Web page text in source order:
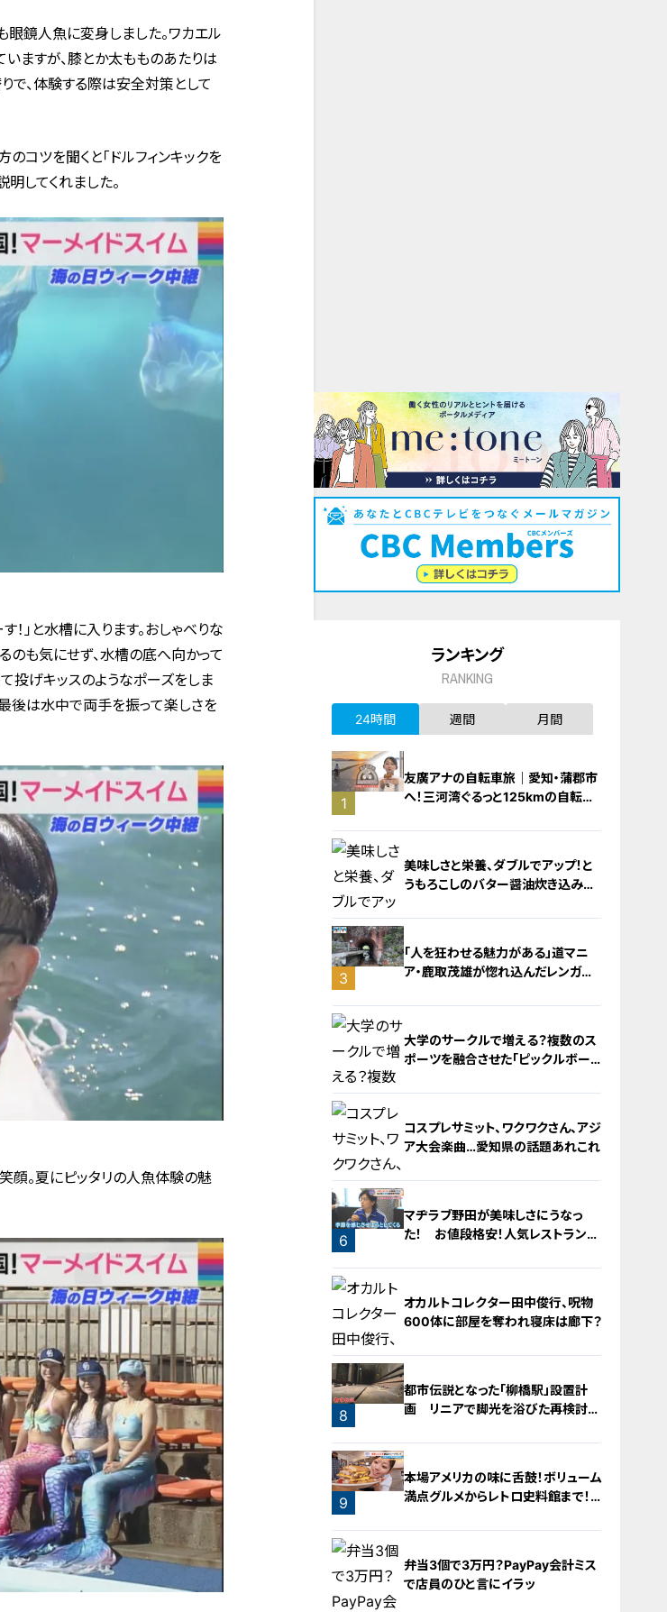
眼鏡人魚に変身しました。ワカエル
ますが、膝とか太もものあたりは
で、体験する際は安全対策として
コツを聞くと「ドルフィンキックを
してくれました。
」と水槽に入ります。おしゃべりな
のも気にせず、水槽の底へ向かって
投げキッスのようなポーズをしま
最後は水中で両手を振って楽しさを
顔。夏にピッタリの人魚体験の魅
ランキング
RANKING
24時間 週間 月間
1
友廣アナの自転車旅｜愛知・蒲郡市
へ！三河湾ぐるっと125kmの自転車
2
美味しさと栄養、ダブルでアップ！と
うもろこしのバター醤油炊き込みご
3
「人を狂わせる魅力がある」道マニ
ア・鹿取茂雄が惚れ込んだレンガの
4
大学のサークルで増える？複数のス
ポーツを融合させた「ピックルボー
5
コスプレサミット、ワクワクさん、アジ
ア大会楽曲…愛知県の話題あれこれ
6
マヂラブ野田が美味しさにうなっ
た！ お値段格安！人気レストランを
門学校』の生徒たち
7
オカルトコレクター田中俊行、呪物
600体に部屋を奪われ寝床は廊下？
8
都市伝説となった「柳橋駅」設置計
画 リニアで脚光を浴びた再検討の
9
本場アメリカの味に舌鼓！ボリューム
満点グルメからレトロ史料館まで！
弁当3個で3万円？PayPay会計ミス
で店員のひと言にイラッ